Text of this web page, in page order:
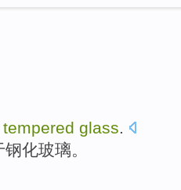
tempered glass.
钢化玻璃。